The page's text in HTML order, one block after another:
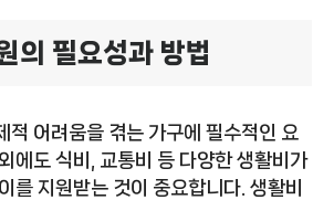
의 필요성과 방법
적 어려움을 겪는 가구에 필수적인 요
에도 식비, 교통비 등 다양한 생활비가
를 지원받는 것이 중요합니다. 생활비